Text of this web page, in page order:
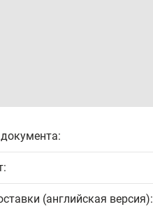
(английская версия):